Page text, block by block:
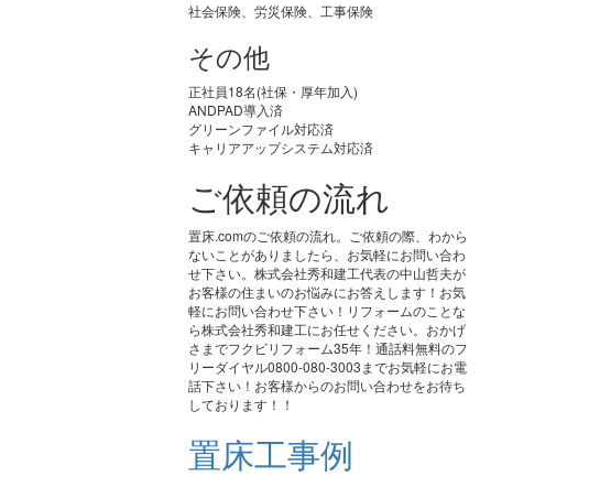
社会保険、労災保険、工事保険
その他
正社員18名(社保・厚年加入)
ANDPAD導入済
グリーンファイル対応済
キャリアアップシステム対応済
ご依頼の流れ
置床.comのご依頼の流れ。ご依頼の際、わから
ないことがありましたら、お気軽にお問い合わ
せ下さい。株式会社秀和建工代表の中山哲夫が
お客様の住まいのお悩みにお答えします！お気
軽にお問い合わせ下さい！リフォームのことな
ら株式会社秀和建工にお任せください。おかげ
さまでフクビリフォーム35年！通話料無料のフ
リーダイヤル0800-080-3003までお気軽にお電
話下さい！お客様からのお問い合わせをお待ち
しております！！
置床工事例